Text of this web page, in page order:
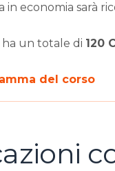
in economia sarà
ha un totale di 120
del corso